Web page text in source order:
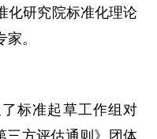
化研究院标准化理论
。
标准起草工作组对